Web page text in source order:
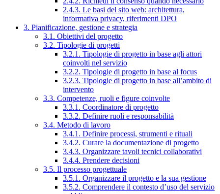
2.4.3. Le basi del sito web: architettura,
informativa privacy, riferimenti DPO
3. Pianificazione, gestione e strategia
3.1. Obiettivi del progetto
3.2. Tipologie di progetti
3.2.1. Tipologie di progetto in base agli attori
coinvolti nel servizio
3.2.2. Tipologie di progetto in base al focus
3.2.3. Tipologie di progetto in base all’ambito di
intervento
3.3. Competenze, ruoli e figure coinvolte
3.3.1. Coordinatore di progetto
3.3.2. Definire ruoli e responsabilità
3.4. Metodo di lavoro
3.4.1. Definire processi, strumenti e rituali
3.4.2. Curare la documentazione di progetto
3.4.3. Organizzare tavoli tecnici collaborativi
3.4.4. Prendere decisioni
3.5. Il processo progettuale
3.5.1. Organizzare il progetto e la sua gestione
3.5.2. Comprendere il contesto d’uso del servizio